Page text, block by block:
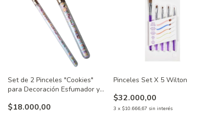
Set de 2 Pinceles "Cookies"
para Decoración Esfumador y
$18.000,00
Pinceles Set X 5 Wilton
$32.000,00
3 x $10.666,67 sin interés